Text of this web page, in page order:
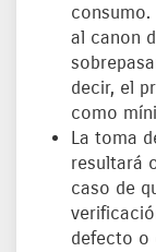
al canon
decir, el
como
La toma
resultará
caso de
defecto o